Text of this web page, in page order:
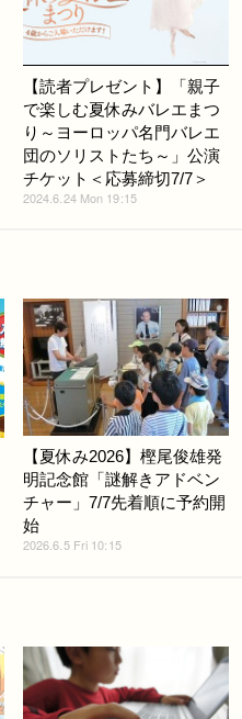
【読者プレゼント】「親子
で楽しむ夏休みバレエまつ
り～ヨーロッパ名門バレエ
団のソリストたち～」公演
チケット＜応募締切7/7＞
2024.6.24 Mon 19:15
【夏休み2026】樫尾俊雄発
明記念館「謎解きアドベン
チャー」7/7先着順に予約開
始
2026.6.5 Fri 10:15